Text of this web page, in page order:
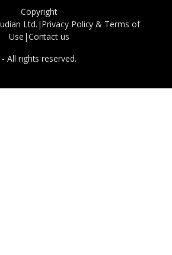
Copyright
Ltd.|Privacy Policy & Terms of
Use |Contact us
- All rights reserved.